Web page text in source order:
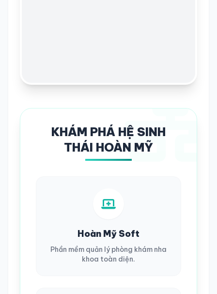
KHÁM PHÁ HỆ SINH
THÁI HOÀN MỸ
Hoàn Mỹ Soft
Phần mềm quản lý phòng khám nha
khoa toàn diện.